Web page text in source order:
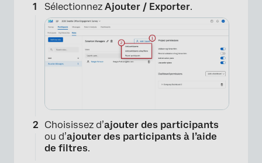
Sélectionnez Ajouter / Exporter.
Choisissez d’ajouter des participants
ou d’ajouter des participants à l’aide
de filtres.